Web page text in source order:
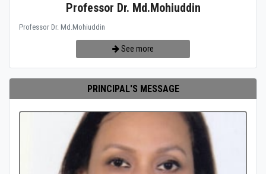
Professor Dr. Md.Mohiuddin
Professor Dr. Md.Mohiuddin
See more
PRINCIPAL'S MESSAGE